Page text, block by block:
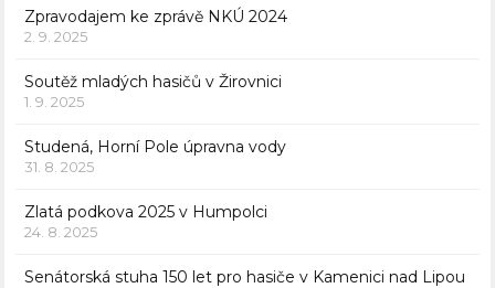
Zpravodajem ke zprávě NKÚ 2024
2. 9. 2025
Soutěž mladých hasičů v Žirovnici
1. 9. 2025
Studená, Horní Pole úpravna vody
31. 8. 2025
Zlatá podkova 2025 v Humpolci
24. 8. 2025
Senátorská stuha 150 let pro hasiče v Kamenici nad Lipou